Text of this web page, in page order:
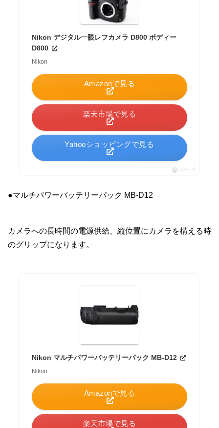
Nikon デジタル一眼レフカメラ D800 ボディー
D800
Nikon
Amazonで見る
楽天市場で見る
Yahooショッピングで見る
ポチップ
●マルチパワーバッテリーパック MB-D12
カメラへの長時間の電源供給、縦位置にカメラを構える時
のグリップになります。
Nikon マルチパワーバッテリーパック MB-D12
Nikon
Amazonで見る
楽天市場で見る